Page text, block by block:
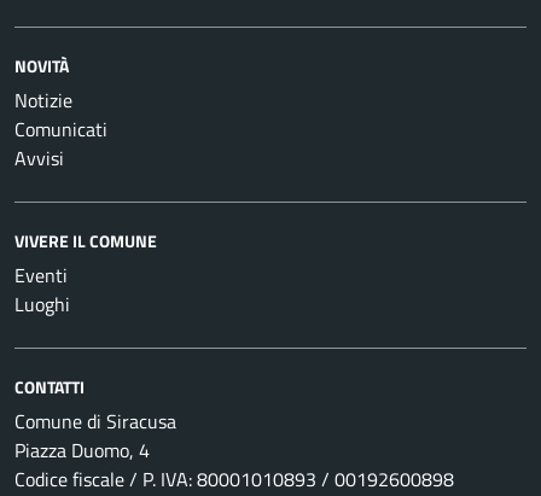
NOVITÀ
Notizie
Comunicati
Avvisi
VIVERE IL COMUNE
Eventi
Luoghi
CONTATTI
Comune di Siracusa
Piazza Duomo, 4
Codice fiscale / P. IVA: 80001010893 / 00192600898